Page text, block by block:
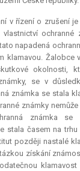
v řízení o zrušení
ochranné
napadená
klamavou. Žalobce
okolnosti,
se v
známka se stala
známky
známka se
stala časem na
později nastalé
získání